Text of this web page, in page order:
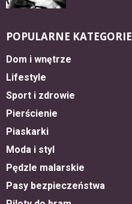
POPULARNE KATEGORIE
Dom i wnętrze
Lifestyle
Sport i zdrowie
Pierścienie
Piaskarki
Moda i styl
Pędzle malarskie
Pasy bezpieczeństwa